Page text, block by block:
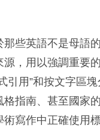
些英語不是母語
，用以強調重要
引用”和按文字區
指南、甚至國家
寫作中正確使用